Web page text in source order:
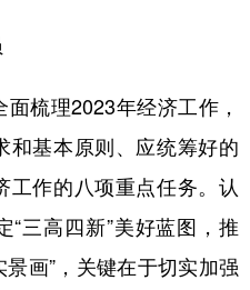
图片 政务
金融 汽车
信息化
银龄 溯源中国
梳理2023年经济工作，
和基本原则、应统筹好的
作的八项重点任务。认
三高四新”美好蓝图，推
景画”，关键在于切实加强